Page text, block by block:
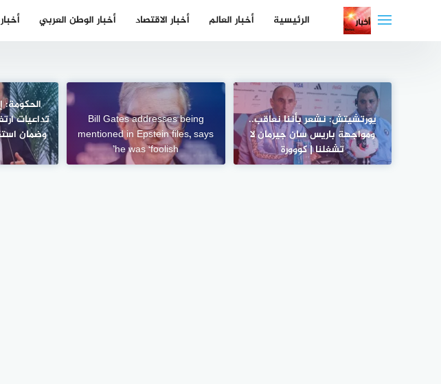
الرئيسية أخبار العالم أخبار الاقتصاد أخبار الوطن العربي
يورتشيتش: نشعر بأننا نعاقب..
ومواجهة باريس سان جيرمان لا
تشغلنا | كووورة
Bill Gates addresses being
mentioned in Epstein files, says
he was ‘foolish’
الحكومة:
تداعيات
وضمان